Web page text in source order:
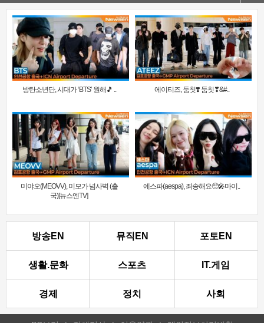
방탄소년단, 시대가 ‘BTS’ 원해🎵 .. 에이티즈, 둠칫❣️ 둠칫❣&#..
미야오(MEOVV), 미모가 넘사벽 (출
국)[뉴스엔TV]
에스파(aespa), 죄송해요🥺🎤마이..
방송EN 뮤직EN 포토EN
생활.문화 스포츠 IT.게임
경제 정치 사회